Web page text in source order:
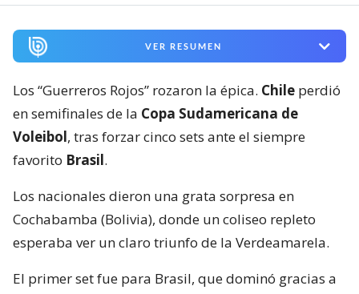
VER RESUMEN
Los “Guerreros Rojos” rozaron la épica. Chile perdió
en semifinales de la Copa Sudamericana de
Voleibol, tras forzar cinco sets ante el siempre
favorito Brasil.
Los nacionales dieron una grata sorpresa en
Cochabamba (Bolivia), donde un coliseo repleto
esperaba ver un claro triunfo de la Verdeamarela.
El primer set fue para Brasil, que dominó gracias a